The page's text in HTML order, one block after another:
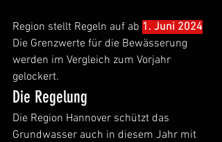
Region stellt Regeln auf ab 1. Juni 2024
Die Grenzwerte für die Bewässerung
werden im Vergleich zum Vorjahr
gelockert.
Die Regelung
Die Region Hannover schützt das
Grundwasser auch in diesem Jahr mit